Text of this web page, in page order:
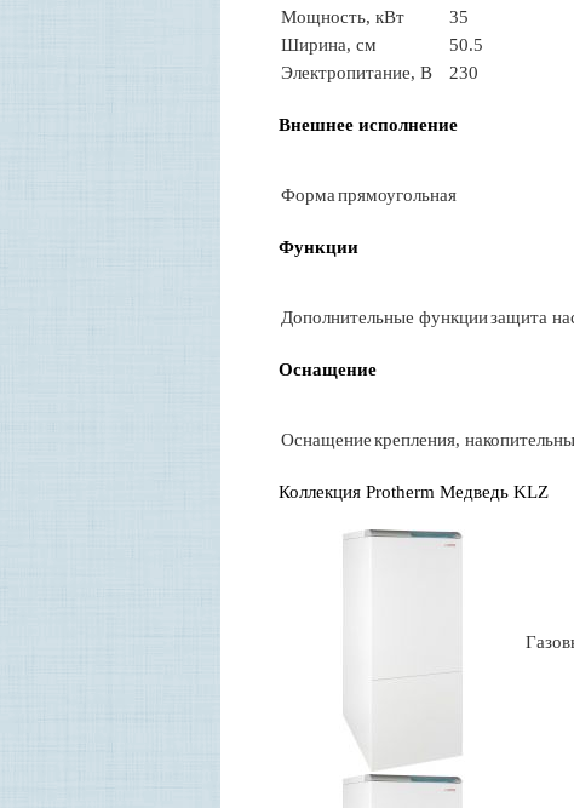
Мощность, кВт
35
Ширина, см
50.5
Электропитание, В
230
Внешнее исполнение
Формапрямоугольная
Функции
Дополнительные функциизащита
Оснащение
Оснащениекрепления,
Коллекция Protherm Медведь KLZ